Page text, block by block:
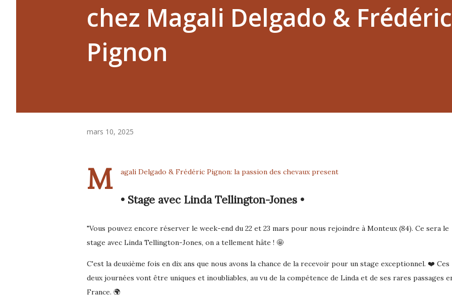
chez Magali Delgado & Frédéric
Pignon
mars 10, 2025
M agali Delgado & Frédéric Pignon: la passion des chevaux present
• Stage avec Linda Tellington-Jones •
"Vous pouvez encore réserver le week-end du 22 et 23 mars pour nous rejoindre à Monteux (84). Ce sera le
stage avec Linda Tellington-Jones, on a tellement hâte ! 🤩
C'est la deuxième fois en dix ans que nous avons la chance de la recevoir pour un stage exceptionnel. ❤️ Ces
deux journées vont être uniques et inoubliables, au vu de la compétence de Linda et de ses rares passages
France. 🌍